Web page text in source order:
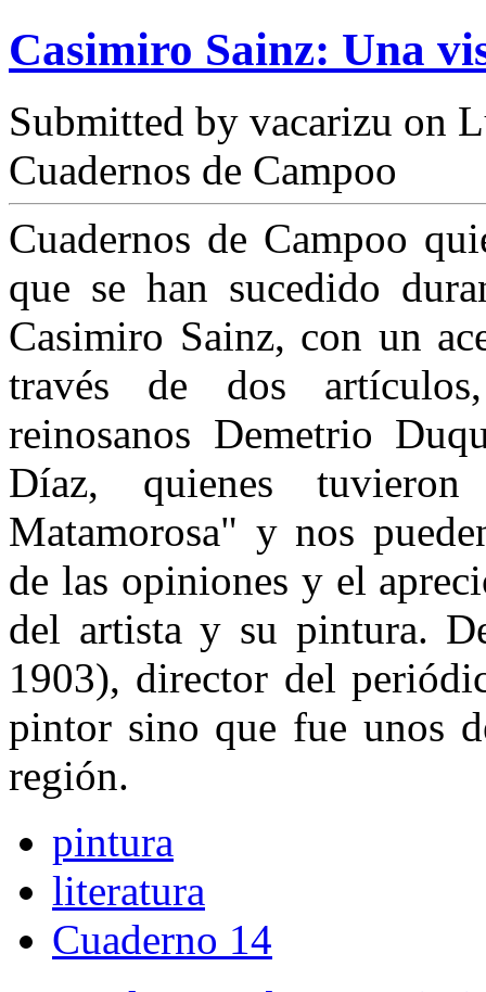
Casimiro Sainz: Una
Submitted by vacarizu on
Cuadernos de Campoo
Cuadernos de Campoo
que se han sucedido
Casimiro Sainz, con un
través de dos
reinosanos Demetrio
Díaz, quienes
Matamorosa" y nos
de las opiniones y el
del artista y su pintura.
1903), director del
pintor sino que fue unos
región.
pintura
literatura
Cuaderno 14